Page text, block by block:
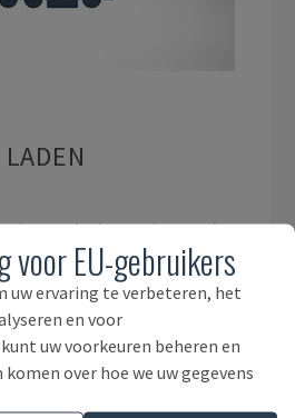
LADEN
geladen volgens de
de bijbehorende
huren lokale bedrijven
met kranen of
het vertrektransport te
voor EU-gebruikers
uw ervaring te verbeteren, het
en voor
uw voorkeuren beheren en
over hoe we uw gegevens